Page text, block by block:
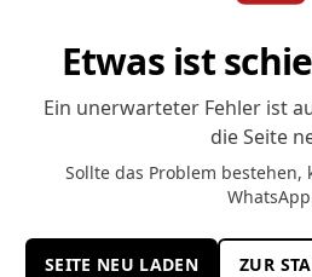
Etwas ist
Ein unerwarteter Fehler ist
die Seite
Sollte das Problem
SEITE NEU LADEN ZUR